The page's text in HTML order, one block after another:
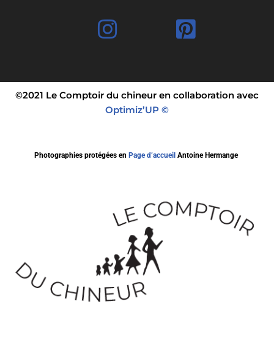
©2021 Le Comptoir du chineur en collaboration avec
Optimiz’UP ©
Photographies protégées en Page d’accueil Antoine Hermange